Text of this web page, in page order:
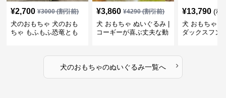
¥2,700 ¥3000(割引前)
犬のおもちゃ 犬のおも
ちゃ もふもふ恐竜とも
¥3,860 ¥4290(割引前)
犬 おもちゃ ぬいぐるみ |
コーギーが喜ぶ丈夫な動
¥13,790 (税
犬 おもちゃ
ダックスフン
犬のおもちゃのぬいぐるみ一覧へ ›